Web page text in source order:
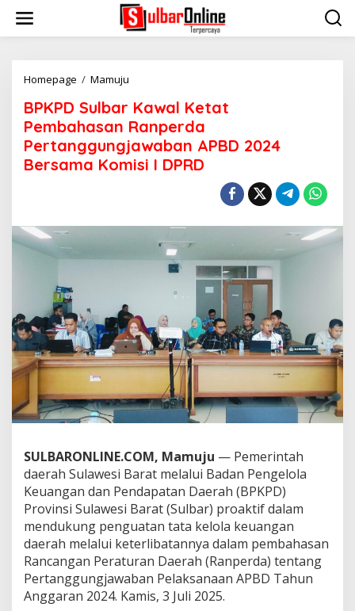
i
Homepage / Mamuju
K
P
D
S
u
w
e
t
a
t
e
m
b
h
a
s
a
n
R
a
n
p
e
r
BPKPD Sulbar Kawal Ketat
Pembahasan Ranperda
Pertanggungjawaban APBD 2024
Bersama Komisi I DPRD
SULBARONLINE.COM, Mamuju — Pemerintah
daerah Sulawesi Barat melalui Badan Pengelola
Keuangan dan Pendapatan Daerah (BPKPD)
Provinsi Sulawesi Barat (Sulbar) proaktif dalam
mendukung penguatan tata kelola keuangan
daerah melalui keterlibatannya dalam pembahasan
Rancangan Peraturan Daerah (Ranperda) tentang
Pertanggungjawaban Pelaksanaan APBD Tahun
Anggaran 2024. Kamis, 3 Juli 2025.